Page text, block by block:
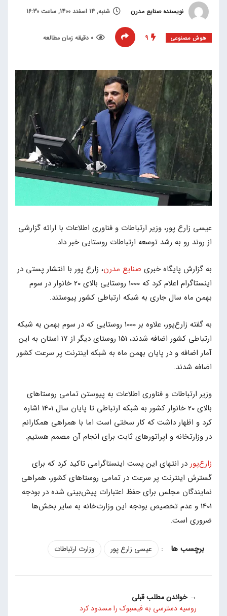
نویسنده صنایع مدرن شنبه, 14 اسفند 1400, ساعت 16:30
هوش مصنوعی 9 0 دقیقه زمان مطالعه
عیسی زارع پور، وزیر ارتباطات و فناوری اطلاعات با ارائه گزارشی
از روند رو به رشد توسعه ارتباطات روستایی خبر داد.
به گزارش پایگاه خبری صنایع مدرن، زارع پور با انتشار پستی در
اینستاگرام اعلام کرد که 1000 روستایی بالای 20 خانوار در سوم
بهمن ماه سال جاری به شبکه ارتباطی کشور پیوستند.
به گفته زارع‌پور، علاوه بر 1000 روستایی که در سوم بهمن به شبکه
ارتباطی کشور اضافه شدند، 151 روستای دیگر از 17 استان به این
آمار اضافه و در پایان بهمن ماه به شبکه اینترنت پر سرعت کشور
اضافه شدند.
وزیر ارتباطات و فناوری اطلاعات به پیوستن تمامی روستاهای
بالای 20 خانوار کشور به شبکه ارتباطی تا پایان سال 1401 اشاره
کرد و اظهار داشت که کار سختی است اما با همراهی همکارانم
در وزارتخانه و اپراتورهای ثابت برای انجام آن مصمم هستیم.
زارع‌پور در انتهای این پست اینستاگرامی تاکید کرد که برای
گسترش اینترنت پر سرعت در تمامی روستاهای کشور، همراهی
نمایندگان مجلس برای حفظ اعتبارات پیش‌بینی شده در بودجه
1401 و عدم تخصیص بودجه این وزارت‌خانه به سایر بخش‌ها
ضروری است.
: عیسی زارع پور وزارت ارتباطات
→ خواندن مطلب قبلی
روسیه دسترسی به فیسبوک را مسدود کرد